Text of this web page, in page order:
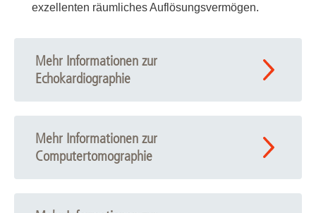
exzellenten räumliches Auflösungsvermögen.
Mehr Informationen zur
Echokardiographie
Mehr Informationen zur
Computertomographie